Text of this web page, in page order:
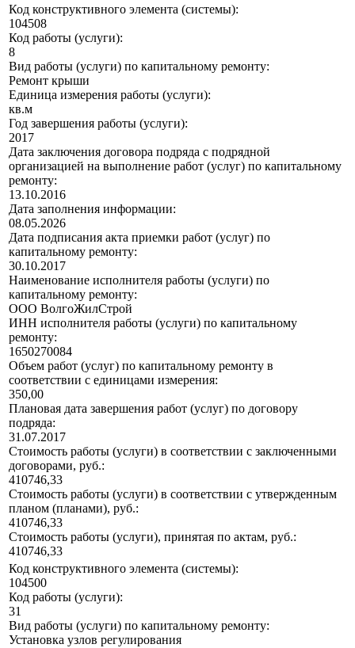
Код конструктивного элемента (системы):
104508
Код работы (услуги):
8
Вид работы (услуги) по капитальному ремонту:
Ремонт крыши
Единица измерения работы (услуги):
кв.м
Год завершения работы (услуги):
2017
Дата заключения договора подряда с подрядной
организацией на выполнение работ (услуг) по капитальному
ремонту:
13.10.2016
Дата заполнения информации:
08.05.2026
Дата подписания акта приемки работ (услуг) по
капитальному ремонту:
30.10.2017
Наименование исполнителя работы (услуги) по
капитальному ремонту:
ООО ВолгоЖилСтрой
ИНН исполнителя работы (услуги) по капитальному
ремонту:
1650270084
Объем работ (услуг) по капитальному ремонту в
соответствии с единицами измерения:
350,00
Плановая дата завершения работ (услуг) по договору
подряда:
31.07.2017
Стоимость работы (услуги) в соответствии с заключенными
договорами, руб.:
410746,33
Стоимость работы (услуги) в соответствии с утвержденным
планом (планами), руб.:
410746,33
Стоимость работы (услуги), принятая по актам, руб.:
410746,33
Код конструктивного элемента (системы):
104500
Код работы (услуги):
31
Вид работы (услуги) по капитальному ремонту:
Установка узлов регулирования